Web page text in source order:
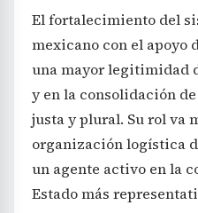
El fortalecimiento del
mexicano con el apoyo
una mayor legitimidad
y en la consolidación
justa y plural. Su rol va
organización logística
un agente activo en la
Estado más